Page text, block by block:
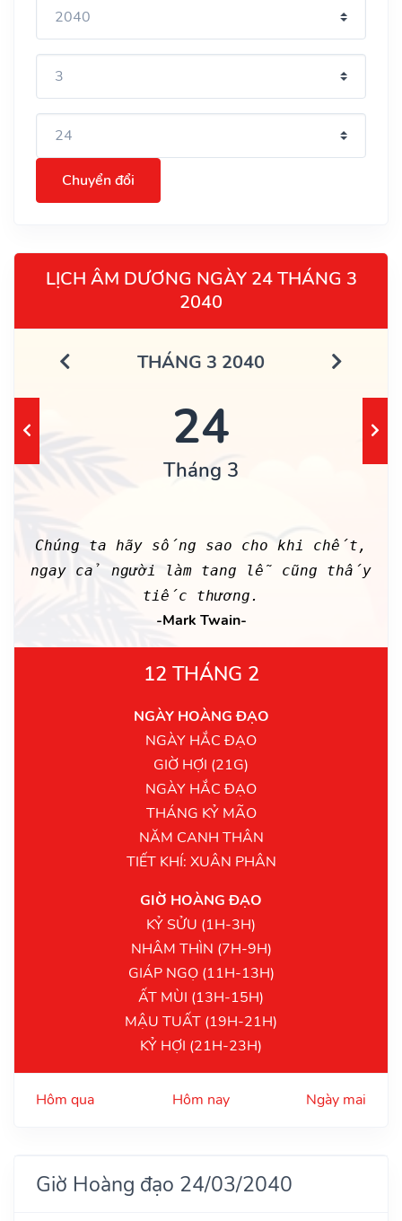
Chuyển đổi
LỊCH ÂM DƯƠNG NGÀY 24 THÁNG 3
2040
THÁNG 3 2040
24
Tháng 3
Chúng ta hãy sống sao cho khi chết,
ngay cả người làm tang lễ cũng thấy
tiếc thương.
-Mark Twain-
12 THÁNG 2
NGÀY HOÀNG ĐẠO
NGÀY HẮC ĐẠO
GIỜ HỢI (21G)
NGÀY HẮC ĐẠO
THÁNG KỶ MÃO
NĂM CANH THÂN
TIẾT KHÍ: XUÂN PHÂN
GIỜ HOÀNG ĐẠO
KỶ SỬU (1H-3H)
NHÂM THÌN (7H-9H)
GIÁP NGỌ (11H-13H)
ẤT MÙI (13H-15H)
MẬU TUẤT (19H-21H)
KỶ HỢI (21H-23H)
Hôm qua Hôm nay Ngày mai
Giờ Hoàng đạo 24/03/2040